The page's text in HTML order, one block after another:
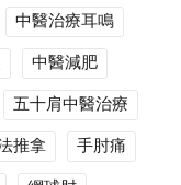
中醫治療耳鳴
中醫減肥
五十肩中醫治療
推拿
手肘痛